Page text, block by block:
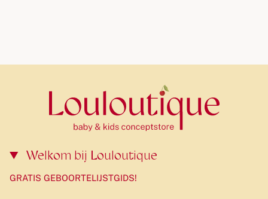
Welkom bij Louloutique
GRATIS GEBOORTELIJSTGIDS!